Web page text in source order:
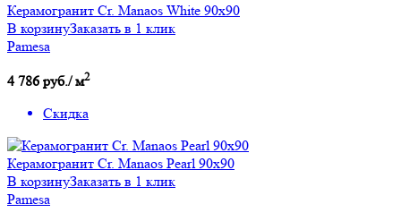
Керамогранит Cr. Manaos White 90х90
В корзинуЗаказать в 1 клик
Pamesa
4 786 руб./ м2
Скидка
Керамогранит Cr. Manaos Pearl 90х90
В корзинуЗаказать в 1 клик
Pamesa